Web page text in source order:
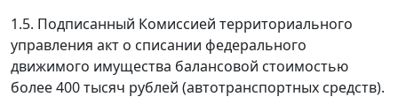
1.5. Подписанный Комиссией территориального
управления акт о списании федерального
движимого имущества балансовой стоимостью
более 400 тысяч рублей (автотранспортных средств).